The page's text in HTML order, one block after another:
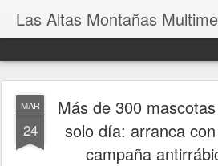
Las Altas Montañas
MAR
24
Más de 300
solo día: arranca
campaña